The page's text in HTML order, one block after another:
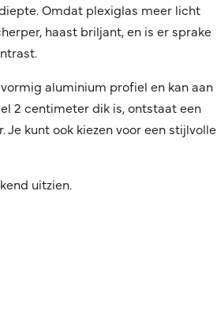
Omdat plexiglas meer licht
haast briljant, en is er sprake
aluminium profiel en kan aan
2 centimeter dik is, ontstaat een
kunt ook kiezen voor een stijlvolle
uitzien.